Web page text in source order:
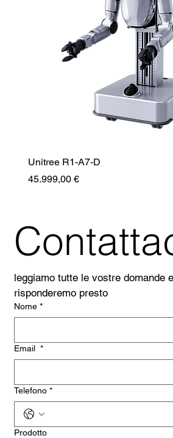
Unitree R1-A7-D
Prezzo
45.999,00 €
leggiamo tutte le vostre domande
risponderemo presto
Nome *
Email *
Telefono *
Prodotto